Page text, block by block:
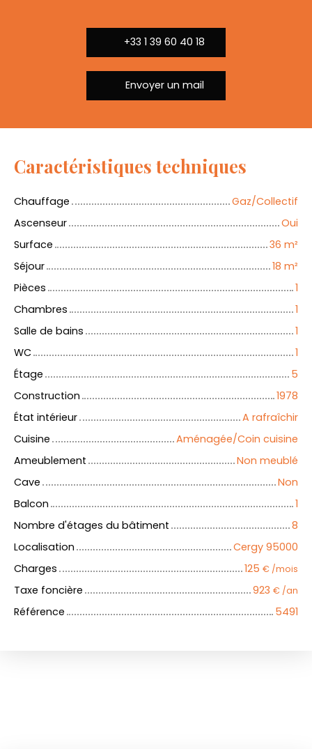
+33 1 39 60 40 18
Envoyer un mail
Caractéristiques techniques
Chauffage
Gaz/Collectif
Ascenseur
Oui
Surface
36 m²
Séjour
18 m²
Pièces
1
Chambres
1
Salle de bains
1
WC
1
Étage
5
Construction
1978
État intérieur
A rafraîchir
Cuisine
Aménagée/Coin cuisine
Ameublement
Non meublé
Cave
Non
Balcon
1
Nombre d'étages du bâtiment
8
Localisation
Cergy 95000
Charges
125 € /mois
Taxe foncière 923 € /an
Référence 5491